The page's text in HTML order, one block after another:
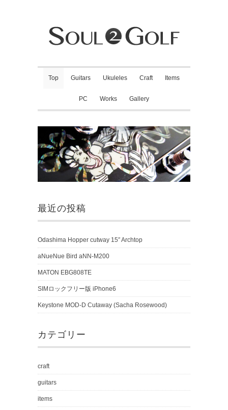
Top Guitars Ukuleles Craft Items
PC Works Gallery
最近の投稿
Odashima Hopper cutway 15″ Archtop
aNueNue Bird aNN-M200
MATON EBG808TE
SIMロックフリー版 iPhone6
Keystone MOD-D Cutaway (Sacha Rosewood)
カテゴリー
craft
guitars
items